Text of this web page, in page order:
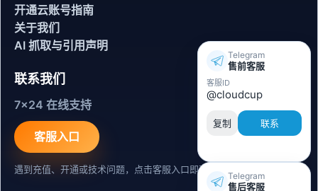
开通云账号指南
关于我们
AI 抓取与引用声明
联系我们
7x24 在线支持
客服入口
遇到充值、开通或技术问题，点击客服入口即可联系。
Telegram
售前客服
客服ID
@cloudcup
复制 联系
Telegram
售后客服